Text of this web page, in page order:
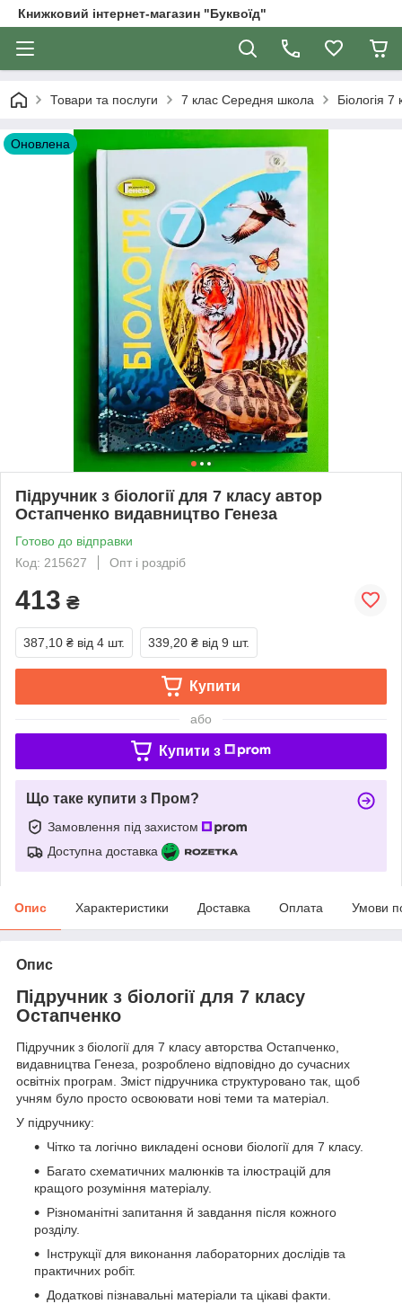
Книжковий інтернет-магазин "Буквоїд"
Товари та послуги 7 клас Середня школа Біологія 7
Оновлена
Підручник з біології для 7 класу автор
Остапченко видавництво Генеза
Готово до відправки
Код: 215627
Опт і роздріб
413 ₴
387,10 ₴ від 4 шт. 339,20 ₴ від 9 шт.
Купити
або
Купити з
Що таке купити з Пром?
Замовлення під захистом
Доступна доставка
Опис Характеристики Доставка Оплата Умови
Опис
Підручник з біології для 7 класу
Остапченко
Підручник з біології для 7 класу авторства Остапченко,
видавництва Генеза, розроблено відповідно до сучасних
освітніх програм. Зміст підручника структуровано так, щоб
учням було просто освоювати нові теми та матеріал.
У підручнику:
Чітко та логічно викладені основи біології для 7 класу.
Багато схематичних малюнків та ілюстрацій для
кращого розуміння матеріалу.
Різноманітні запитання й завдання після кожного
розділу.
Інструкції для виконання лабораторних дослідів та
практичних робіт.
Додаткові пізнавальні матеріали та цікаві факти.